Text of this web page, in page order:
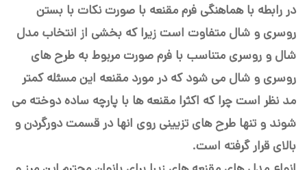
در رابطه با هماهنگی فرم مقنعه با صورت نکات با بستن
روسری و شال متفاوت است زیرا که بخشی از انتخاب مدل
شال و روسری متناسب با فرم صورت مربوط به طرح های
روسری و شال می شود که در مورد مقنعه این مسئله کمتر
مد نظر است چرا که اکثرا مقنعه ها با پارچه ساده دوخته می
شوند و تنها طرح های تزیینی روی انها در قسمت دورگردن و
بالای قرار گرفته است.